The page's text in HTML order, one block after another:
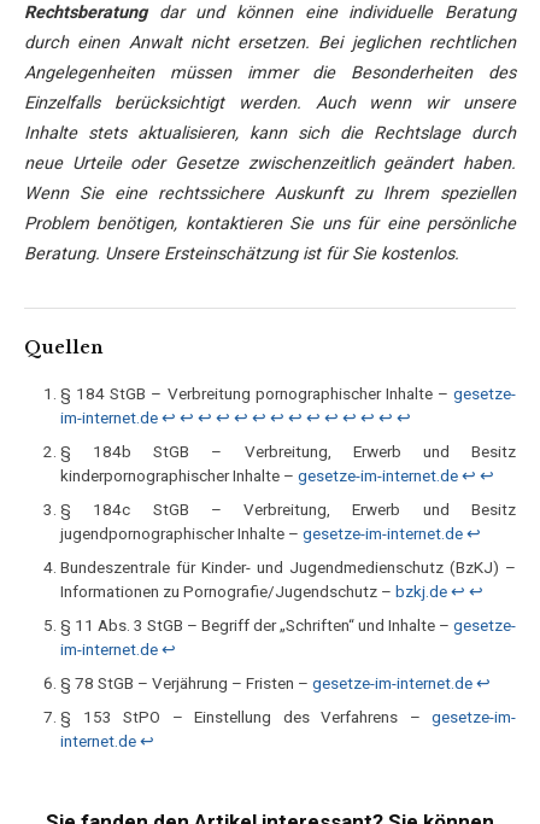
Rechtsberatungdar und können eine individuelle Beratung
durch einen Anwalt nicht ersetzen. Bei jeglichen rechtlichen
Angelegenheiten müssen immer die Besonderheiten des
Einzelfalls berücksichtigt werden. Auch wenn wir unsere
Inhalte stets aktualisieren, kann sich die Rechtslage durch
neue Urteile oder Gesetze zwischenzeitlich geändert haben.
Wenn Sie eine rechtssichere Auskunft zu Ihrem speziellen
Problem benötigen, kontaktieren Sie uns für eine persönliche
Beratung. Unsere Ersteinschätzung ist für Sie kostenlos.
Quellen
§ 184 StGB – Verbreitung pornographischer Inhalte – gesetze-
im-internet.de↩︎ ↩︎ ↩︎ ↩︎ ↩︎ ↩︎ ↩︎ ↩︎ ↩︎ ↩︎ ↩︎ ↩︎ ↩︎ ↩︎
§ 184b StGB – Verbreitung, Erwerb und Besitz
kinderpornographischer Inhalte – gesetze-im-internet.de↩︎ ↩︎
§ 184c StGB – Verbreitung, Erwerb und Besitz
jugendpornographischer Inhalte – gesetze-im-internet.de↩︎
Bundeszentrale für Kinder- und Jugendmedienschutz (BzKJ) –
Informationen zu Pornografie/Jugendschutz – bzkj.de↩︎ ↩︎
§ 11 Abs. 3 StGB – Begriff der „Schriften“ und Inhalte – gesetze-
im-internet.de↩︎
§ 78 StGB – Verjährung – Fristen – gesetze-im-internet.de↩︎
§ 153 StPO – Einstellung des Verfahrens – gesetze-im-
internet.de↩︎